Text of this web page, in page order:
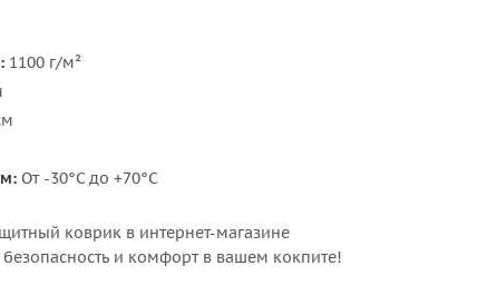
1100 г/м²
От -30°С до +70°С
коврик в интернет-магазине
безопасность и комфорт в вашем кокпите!